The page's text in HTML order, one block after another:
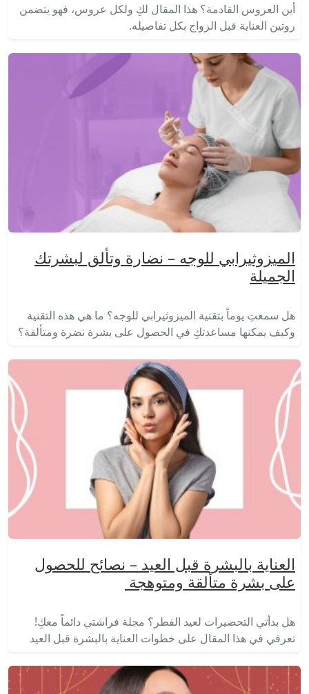
أين العروس القادمة؟ هذا المقال لكِ ولكل عروس، فهو يتضمن
روتين العناية قبل الزواج بكل تفاصيله.
الميزوثيرابي للوجه – نضارة وتألق لبشرتك
الجميلة
هل سمعتِ يوماً بتقنية الميزوثيرابي للوجه؟ ما هي هذه التقنية
وكيف يمكنها مساعدتكِ في الحصول على بشرة نضرة ومتألقة؟
العناية بالبشرة قبل العيد – نصائح للحصول
على بشرة متألقة ومتوهجة
هل بدأتي التحضيرات لعيد الفطر؟ مجلة فراشتي دائماً معكِ!
تعرفي في هذا المقال على خطوات العناية بالبشرة قبل العيد